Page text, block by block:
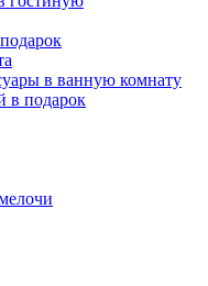
в ванную комнату
в подарок